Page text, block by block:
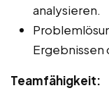
analysieren.
Ergebnissen
Teamfähigkeit: